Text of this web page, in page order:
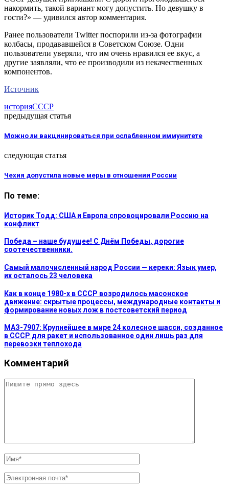
накормить, такой вариант могу допустить. Но девушку в
гости?» — удивился автор комментария.
Ранее пользователи Twitter поспорили из-за фотографии
колбасы, продававшейся в Советском Союзе. Одни
пользователи уверяли, что им очень нравился ее вкус, а
другие заявляли, что ее производили из некачественных
компонентов.
Источник
историяСССР
предыдущая статья
Можно ли вакцинироваться при ослабленном иммунитете
следующая статья
Чехия допустила новые меры в отношении России
По теме:
Историк Тодд: США и Европа спровоцировали Россию на
конфликт
Победа – наше будущее! С Днём Победы, дорогие
соотечественники.
Самый малочисленный народ России — кереки: Язык умер,
их осталось 23 человека
Как в конце 1980-х в СССР возродилось масонское
движение: скрытые процессы, международные контакты и
формирование новых лож в постсоветский период
МАЗ-7907: Крупнейшее в мире 24 колесное шасси, созданное
в СССР для ракет и использованное один лишь раз для
перевозки теплохода
Комментарий